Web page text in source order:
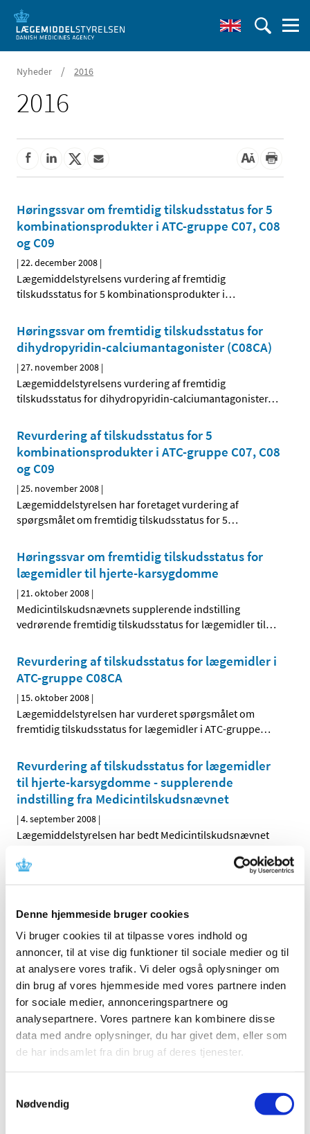
Denne hjemmeside bruger cookies
Vi bruger cookies til at tilpasse vores indhold og
annoncer, til at vise dig funktioner til sociale medier og til
at analysere vores trafik. Vi deler også oplysninger om
din brug af vores hjemmeside med vores partnere inden
for sociale medier, annonceringspartnere og
analysepartnere. Vores partnere kan kombinere disse
data med andre oplysninger, du har givet dem, eller som
de har indsamlet fra din brug af deres tjenester.
Nødvendig
Nyheder / 2016
2016
Høringssvar om fremtidig tilskudsstatus for 5
kombinationsprodukter i ATC-gruppe C07, C08
og C09
|22. december 2008 |
Lægemiddelstyrelsens vurdering af fremtidig
tilskudsstatus for 5 kombinationsprodukter i…
Høringssvar om fremtidig tilskudsstatus for
dihydropyridin-calciumantagonister (C08CA)
|27. november 2008 |
Lægemiddelstyrelsens vurdering af fremtidig
tilskudsstatus for dihydropyridin-calciumantagonister…
Revurdering af tilskudsstatus for 5
kombinationsprodukter i ATC-gruppe C07, C08
og C09
|25. november 2008 |
Lægemiddelstyrelsen har foretaget vurdering af
spørgsmålet om fremtidig tilskudsstatus for 5…
Høringssvar om fremtidig tilskudsstatus for
lægemidler til hjerte-karsygdomme
|21. oktober 2008 |
Medicintilskudsnævnets supplerende indstilling
vedrørende fremtidig tilskudsstatus for lægemidler til…
Revurdering af tilskudsstatus for lægemidler i
ATC-gruppe C08CA
| 15. oktober 2008 |
Lægemiddelstyrelsen har vurderet spørgsmålet om
fremtidig tilskudsstatus for lægemidler i ATC-gruppe…
Revurdering af tilskudsstatus for lægemidler
til hjerte-karsygdomme - supplerende
indstilling fra Medicintilskudsnævnet
|4. september 2008 |
Lægemiddelstyrelsen har bedt Medicintilskudsnævnet
Høringssvar på Medicintilskudsnævnets
lægemidler til hjerte-karsygdomme
|3. juli 2008|
Medicintilskudsnævnets indstilling vedrørende fremtidig
tilskudsstatus for lægemidler til hjerte-karsygdomme i…
Revurdering af tilskudsstatus for lægemidler
til hjerte-karsygdomme i ATC-grupperne C02,
C03, C07, C08 og C09
foranledning revurderet tilskudsstatus for lægemidler,…